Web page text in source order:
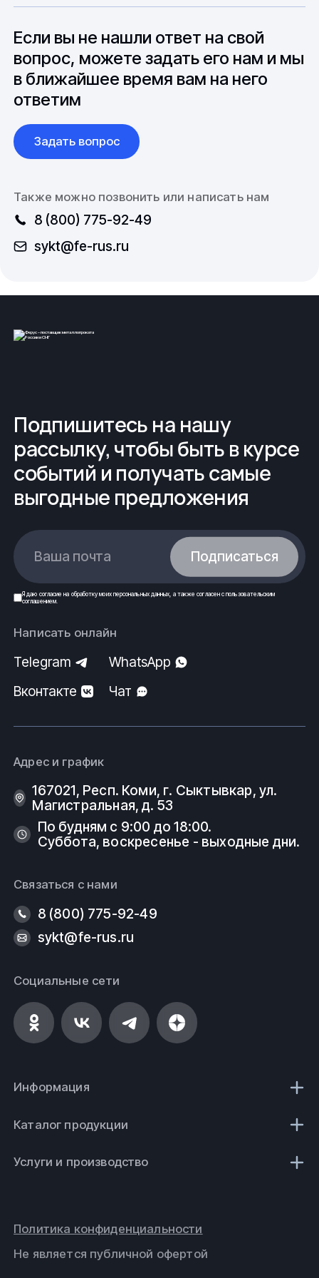
до 6 месяцев производства.
вопросы связанные с документацией и
международной логистикой.
Если вы не нашли ответ на свой
вопрос, можете задать его нам и мы
в ближайшее время вам на него
ответим
Задать вопрос
Также можно позвонить или написать нам
8 (800) 775-92-49
sykt@fe-rus.ru
Подпишитесь на нашу
рассылку, чтобы быть в курсе
событий и получать самые
выгодные предложения
Ваша почта Подписаться
Я даю согласие на обработку моих персональных данных, а также согласен спользовательским
соглашением.
Написать онлайн
Telegram
WhatsApp
Вконтакте
Чат
Адрес и график
167021, Респ. Коми, г. Сыктывкар, ул.
Магистральная, д. 53
По будням с 9:00 до 18:00.
Суббота, воскресенье - выходные дни.
Связаться с нами
8 (800) 775-92-49
sykt@fe-rus.ru
Социальные сети
Информация
Каталог продукции
Услуги и производство
Не является публичной офертой
Политика конфиденциальности